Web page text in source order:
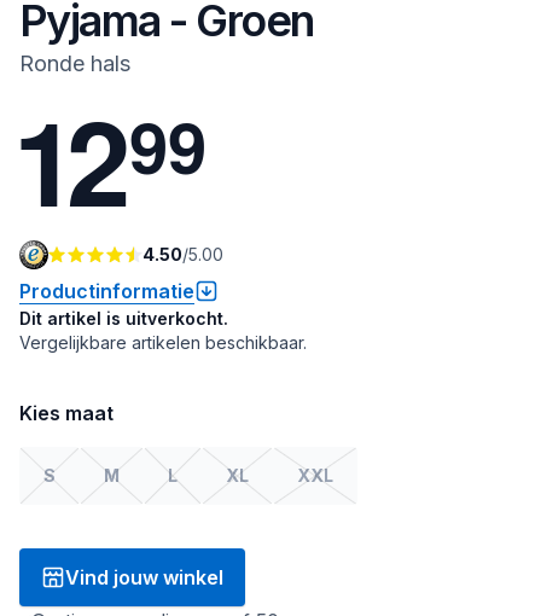
Pyjama - Groen
Ronde hals
1299
4.50/5.00
Productinformatie
Dit artikel is uitverkocht.
Vergelijkbare artikelen beschikbaar.
Kies maat
S M L XL XXL
Vind jouw winkel